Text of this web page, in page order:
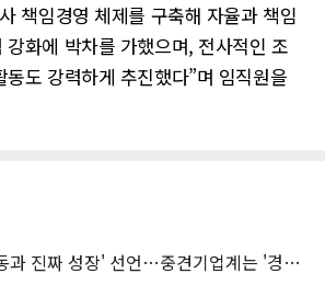
책임경영 체제를 구축해 자율과 책임
강화에 박차를 가했으며, 전사적인 조
도 강력하게 추진했다”며 임직원을
정부, 하반기 '노동과 진짜 성장' 선언…중견기업계는 '경영 불확실성' 우려